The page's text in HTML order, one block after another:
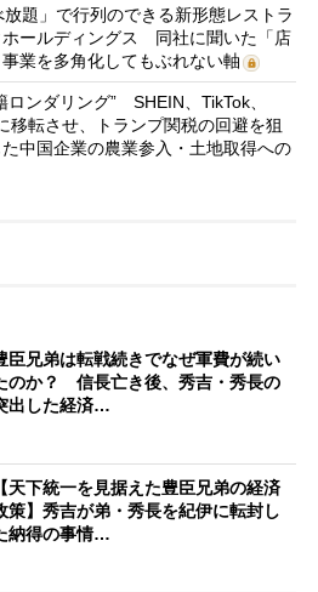
放題」で行列のできる新形態レストラ
ホールディングス 同社に聞いた「店
業を多角化してもぶれない軸
ロンダリング” SHEIN、TikTok、
転させ、トランプ関税の回避を狙
中国企業の農業参入・土地取得への
臣兄弟は転戦続きでなぜ軍費が続い
のか？ 信長亡き後、秀吉・秀長の
出した経済…
【天下統一を見据えた豊臣兄弟の経済
策】秀吉が弟・秀長を紀伊に転封し
納得の事情…